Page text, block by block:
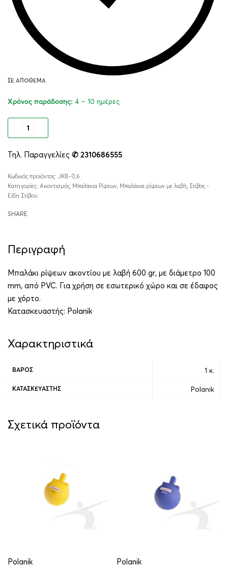
ΣΕ ΑΠΌΘΕΜΑ
Χρόνος παράδοσης: 4 – 10 ημέρες
Τηλ. Παραγγελίες ✆ 2310686555
JKB-0,6
Κατηγορίες: Ακοντισμός Μπαλάκια Ρίψεων Μπαλάκια ρίψεων με λαβή Στίβος -
Είδη Στίβου
SHARE
Περιγραφή
Μπαλάκι ρίψεων ακοντίου με λαβή 600 gr, με διάμετρο 100
mm, από PVC. Για χρήση σε εσωτερικό χώρο και σε έδαφος
με χόρτο.
Κατασκευαστής: Polanik
Χαρακτηριστικά
ΒΆΡΟΣ 1 κ.
ΚΑΤΑΣΚΕΥΑΣΤΉΣ Polanik
Σχετικά προϊόντα
Polanik Polanik